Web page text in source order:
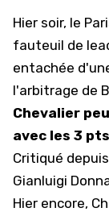
Hier soir, le
fauteuil de
entachée d'
l'arbitrage de
Chevalier
avec les 3 pts
Critiqué
Gianluigi
Hier encore,